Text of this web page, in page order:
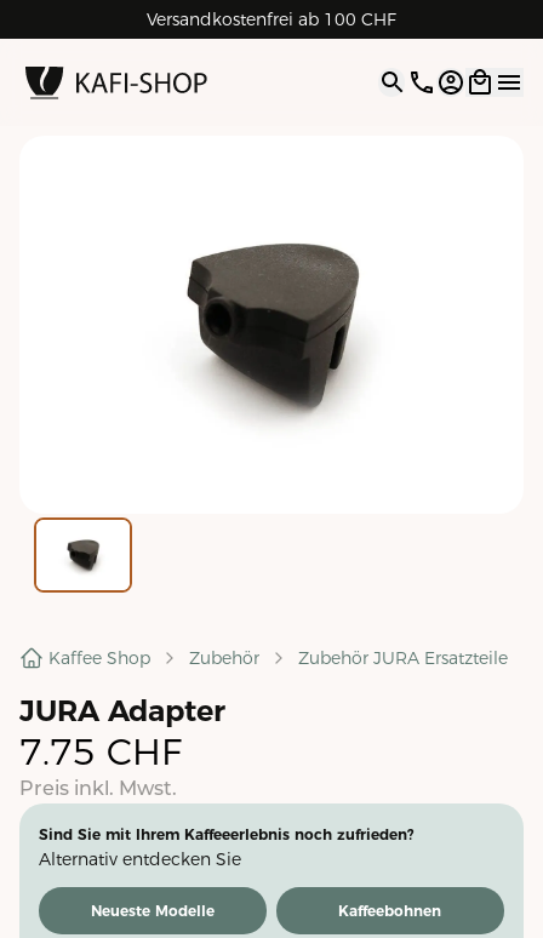
Versandkostenfrei ab 100 CHF
4.9| 5.0 Google
Open
Kaffee Shop Zubehör Zubehör JURA Ersatzteile
JURA Adapter
7.75 CHF
Preis inkl. Mwst.
Sind Sie mit Ihrem Kaffeeerlebnis noch zufrieden?
Alternativ entdecken Sie
Neueste Modelle Kaffeebohnen